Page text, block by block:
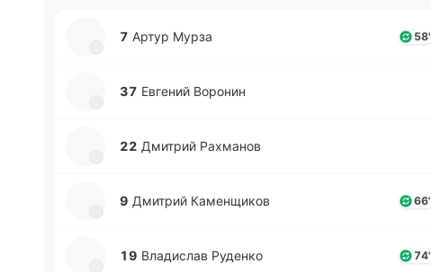
7 Артур Мурза 58'
37 Евге­ний Во­ро­нин
22 Дми­трий Ра­хма­нов
9 Дми­трий Ка­ме­нщи­ков 66'
19 Вла­ди­слав Ру­де­нко 74'